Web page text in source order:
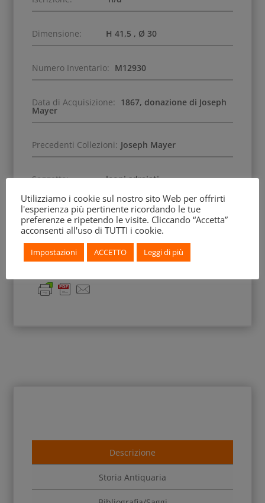
Dimensione: H 41,5 , Ø 30
Numero Inventario: M12930
Data di Acquisizione: 1867, donazione di Joseph
Mayer
Precedenti Collezioni: Joseph Mayer
Soggetto: leoni sdraiati
Decorazione Accessoria: boccioli
Descrizione
Storia Antiquaria
Utilizziamo i cookie sul nostro sito Web per offrirti
l'esperienza più pertinente ricordando le tue
preferenze e ripetendo le visite. Cliccando “Accetta”
acconsenti all'uso di TUTTI i cookie.
Impostazioni ACCETTO Leggi di più